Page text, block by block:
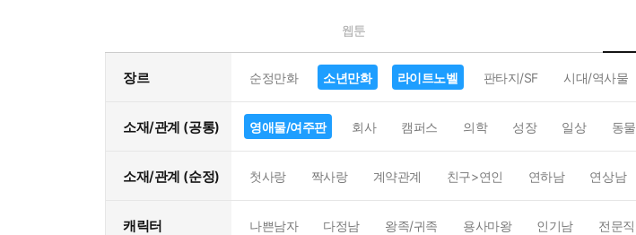
웹툰
장르 순정만화 소년만화 라이트노벨 판타지/SF 시대/역사물
소재/관계 (공통) 영애물/여주판 회사 캠퍼스 의학 성장 일상 동물
소재/관계 (순정) 첫사랑 짝사랑 계약관계 친구>연인 연하남 연상남
캐릭터 나쁜남자 다정남 왕족/귀족 용사마왕 인기남 전문직